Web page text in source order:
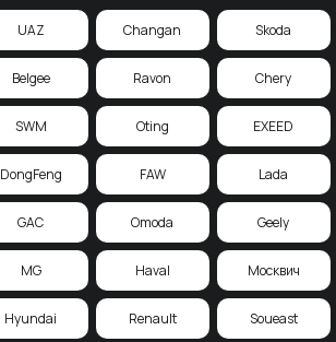
UAZ Changan Skoda
Belgee Ravon Chery
SWM Oting EXEED
DongFeng FAW Lada
GAC Omoda Geely
MG Haval Москвич
Hyundai Renault Soueast